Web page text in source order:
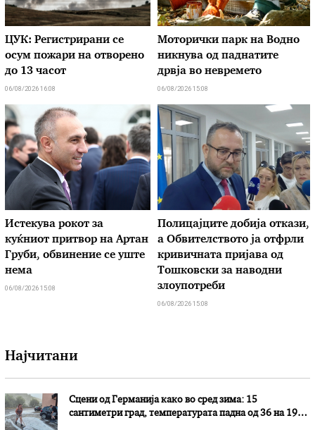
ЦУК: Регистрирани се
осум пожари на отворено
до 13 часот
06/08/2026 16:08
Моторички парк на Водно
никнува од паднатите
дрвја во невремето
06/08/2026 15:08
Истекува рокот за
куќниот притвор на Артан
Груби, обвинение се уште
нема
06/08/2026 15:08
Полицајците добија откази,
а Обвителството ја отфрли
кривичната пријава од
Тошковски за наводни
злоупотреби
06/08/2026 15:08
Најчитани
Сцени од Германија како во сред зима: 15
сантиметри град, температурата падна од 36 на 19